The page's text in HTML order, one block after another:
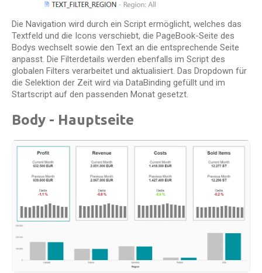
Die Navigation wird durch ein Script ermöglicht, welches das
Textfeld und die Icons verschiebt, die PageBook-Seite des
Bodys wechselt sowie den Text an die entsprechende Seite
anpasst. Die Filterdetails werden ebenfalls im Script des
globalen Filters verarbeitet und aktualisiert. Das Dropdown für
die Selektion der Zeit wird via DataBinding gefüllt und im
Startscript auf den passenden Monat gesetzt.
Body - Hauptseite